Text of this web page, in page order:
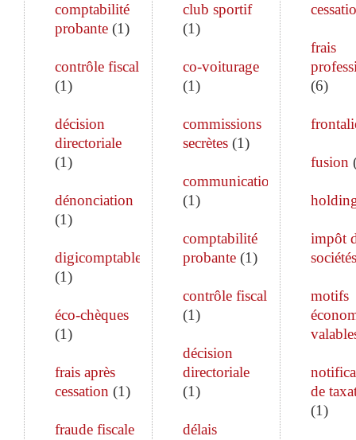
comptabilité
probante (1)
contrôle fiscal
(1)
décision
directoriale
(1)
dénonciation
(1)
digicomptable
(1)
éco-chèques
(1)
frais après
cessation (1)
fraude fiscale
club sportif
(1)
co-voiturage
(1)
commissions
secrètes(1)
communication
(1)
comptabilité
probante(1)
contrôle fiscal
(1)
décision
directoriale
(1)
délais
frais
(6)
fusion
impôt
sociétés
motifs
de
(1)